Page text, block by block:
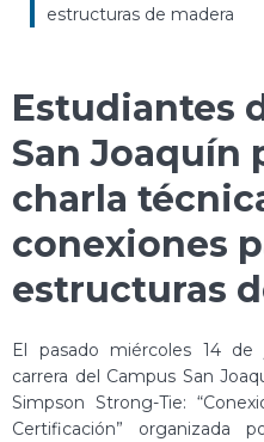
estructuras de madera
Estudiantes
San Joaquín
charla
conexiones
estructuras
El pasado miércoles 14
carrera del Campus San
Simpson Strong-Tie:
Certificación” organizada